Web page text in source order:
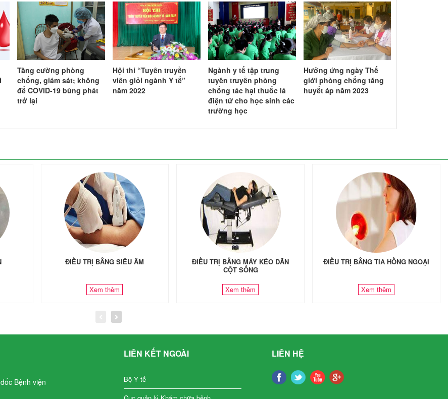
Tăng cường phòng
chống, giám sát; không
để COVID-19 bùng phát
trở lại
Hội thi “Tuyên truyền
viên giỏi ngành Y tế”
năm 2022
Ngành y tế tập trung
tuyên truyền phòng
chống tác hại thuốc lá
điện tử cho học sinh các
trường học
Hưởng ứng ngày Thế
giới phòng chống tăng
huyết áp năm 2023
ĐIỀU TRỊ BẰNG SIÊU ÂM
Xem thêm
ĐIỀU TRỊ BẰNG MÁY KÉO DÃN
CỘT SỐNG
Xem thêm
ĐIỀU TRỊ BẰNG TIA HỒNG NGOẠI
Xem thêm
Bệnh viện
LIÊN KẾT NGOÀI
Bộ Y tế
LIÊN HỆ